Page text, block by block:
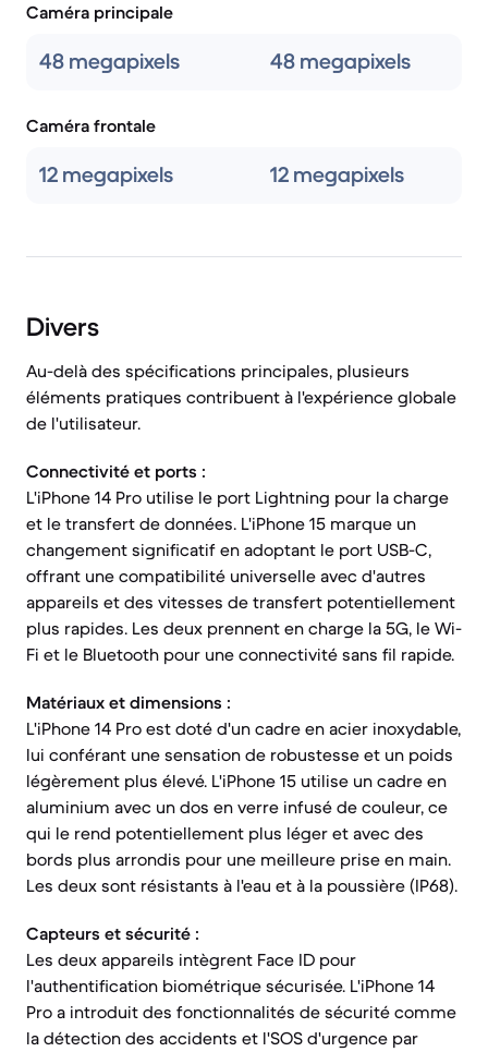
Caméra principale
48 megapixels 48 megapixels
Caméra frontale
12 megapixels 12 megapixels
Divers
Au-delà des spécifications principales, plusieurs
éléments pratiques contribuent à l'expérience globale
de l'utilisateur.
Connectivité et ports :
L'iPhone 14 Pro utilise le port Lightning pour la charge
et le transfert de données. L'iPhone 15 marque un
changement significatif en adoptant le port USB-C,
offrant une compatibilité universelle avec d'autres
appareils et des vitesses de transfert potentiellement
plus rapides. Les deux prennent en charge la 5G, le Wi-
Fi et le Bluetooth pour une connectivité sans fil rapide.
Matériaux et dimensions :
L'iPhone 14 Pro est doté d'un cadre en acier inoxydable,
lui conférant une sensation de robustesse et un poids
légèrement plus élevé. L'iPhone 15 utilise un cadre en
aluminium avec un dos en verre infusé de couleur, ce
qui le rend potentiellement plus léger et avec des
bords plus arrondis pour une meilleure prise en main.
Les deux sont résistants à l'eau et à la poussière (IP68).
Capteurs et sécurité :
Les deux appareils intègrent Face ID pour
l'authentification biométrique sécurisée. L'iPhone 14
Pro a introduit des fonctionnalités de sécurité comme
la détection des accidents et l'SOS d'urgence par